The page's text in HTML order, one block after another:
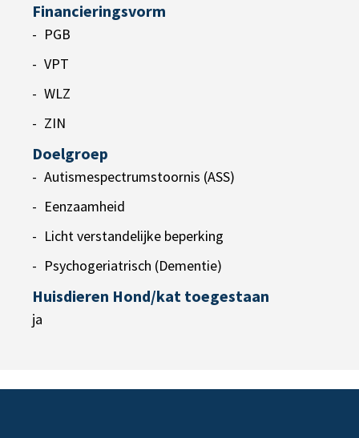
Financieringsvorm
PGB
VPT
WLZ
ZIN
Doelgroep
Autismespectrumstoornis (ASS)
Eenzaamheid
Licht verstandelijke beperking
Psychogeriatrisch (Dementie)
Huisdieren Hond/kat toegestaan
ja